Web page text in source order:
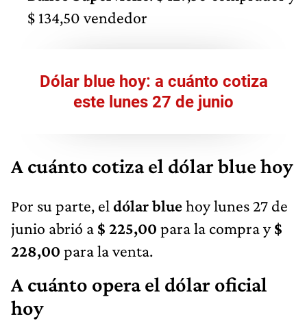
$ 134,50 vendedor
Dólar blue hoy: a cuánto cotiza
este lunes 27 de junio
A cuánto cotiza el dólar blue hoy
Por su parte, el dólar bluehoy lunes 27 de
junio abrió a $ 225,00 para la compra y$
228,00 para la venta.
A cuánto opera el dólar oficial
hoy